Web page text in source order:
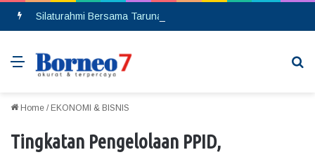
Menu
Home / EKONOMI & BISNIS
Tingkatan Pengelolaan PPID,